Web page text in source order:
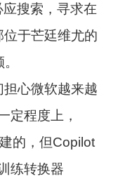
搜索，寻求在
于芒廷维尤的
心微软越来越
定程度上，
的，但Copilot
练转换器